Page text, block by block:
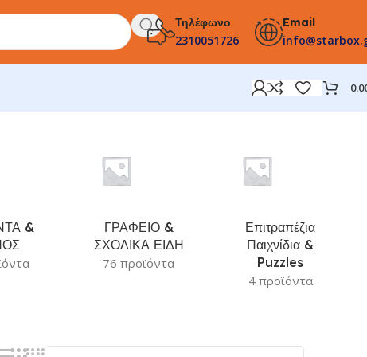
Τηλέφωνο
2310051726
Email
&
ΓΡΑΦΕΙΟ &
ΣΧΟΛΙΚΑ ΕΙΔΗ
76 προϊόντα
Επιτραπέζια
Παιχνίδια &
Puzzles
4 προϊόντα